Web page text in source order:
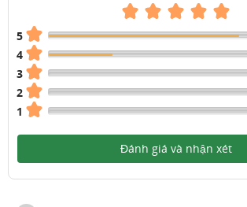
5
4
3
2
1
Đánh giá và nhận xét